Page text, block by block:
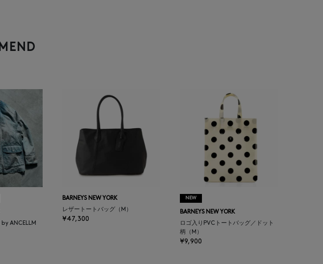
by ANCELLM
BARNEYS NEW YORK
レザートートバッグ（M）
¥47,300
NEW
BARNEYS NEW YORK
ロゴ入りPVCトートバッグ／ドット
柄（M）
¥9,900